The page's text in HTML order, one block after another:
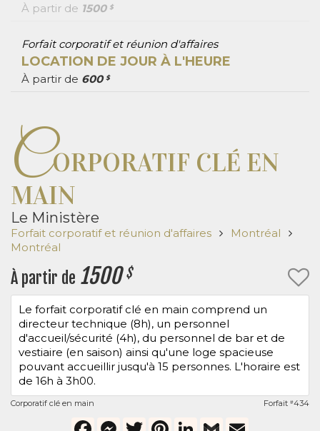
À partir de 1500 $
Forfait corporatif et réunion d'affaires
LOCATION DE JOUR À L'HEURE
À partir de 600 $
CORPORATIF CLÉ EN
MAIN
Le Ministère
Forfait corporatif et réunion d'affaires
Montréal
Montréal
À partir de 1500$
Le forfait corporatif clé en main comprend un
directeur technique (8h), un personnel
d'accueil/sécurité (4h), du personnel de bar et de
vestiaire (en saison) ainsi qu'une loge spacieuse
pouvant accueillir jusqu'à 15 personnes. L'horaire est
de 16h à 3h00.
Corporatif clé en main Forfait #434
FacebookMessenger
TwitterPinterestLinkedIn
Gmail